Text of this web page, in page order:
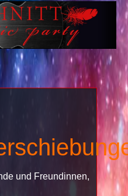
und Freundinnen,